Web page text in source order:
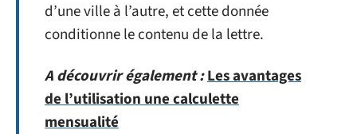
d’une ville à l’autre, et cette donnée
conditionne le contenu de la lettre.
A découvrir également :Les avantages
de l’utilisation une calculette
mensualité